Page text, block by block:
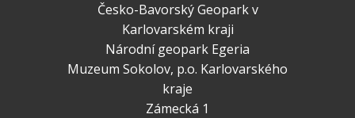
Česko-Bavorský Geopark v
Karlovarském kraji
Národní geopark Egeria
Muzeum Sokolov, p.o. Karlovarského
kraje
Zámecká 1